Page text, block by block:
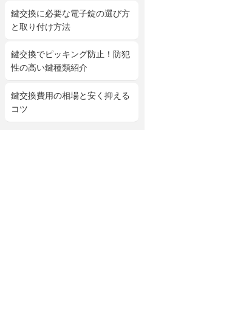
鍵交換に必要な電子錠の選び方
と取り付け方法
鍵交換でピッキング防止！防犯
性の高い鍵種類紹介
鍵交換費用の相場と安く抑える
コツ